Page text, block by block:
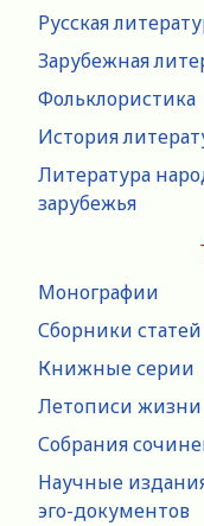
Русская
Зарубежная
Фольклористика
История
Литература
зарубежья
Монографии
Сборники статей
Книжные серии
Летописи жизни
Собрания
Научные
эго-документов